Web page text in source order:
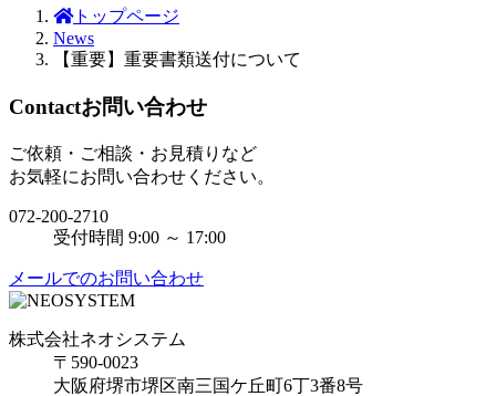
トップページ
News
【重要】重要書類送付について
Contactお問い合わせ
ご依頼・ご相談・お見積りなど
お気軽にお問い合わせください。
072-200-2710
受付時間 9:00 ～ 17:00
メールでのお問い合わせ
株式会社ネオシステム
〒590-0023
大阪府堺市堺区南三国ケ丘町6丁3番8号